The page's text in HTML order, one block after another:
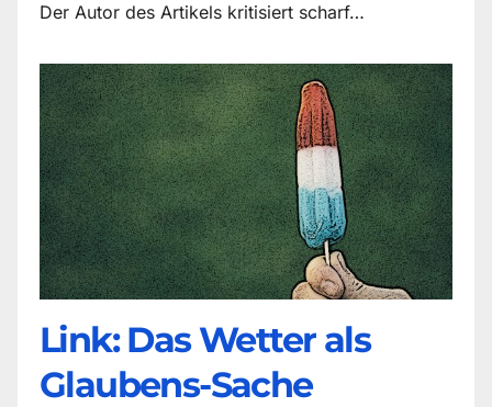
Der Autor des Artikels kritisiert scharf…
Link: Das Wetter als
Glaubens-Sache